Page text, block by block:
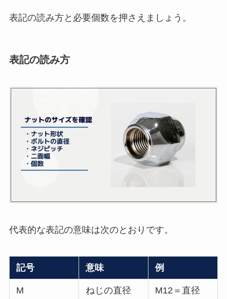
表記の読み方と必要個数を押さえましょう。
表記の読み方
代表的な表記の意味は次のとおりです。
記号 意味 例
M
ねじの直径
M12＝直径